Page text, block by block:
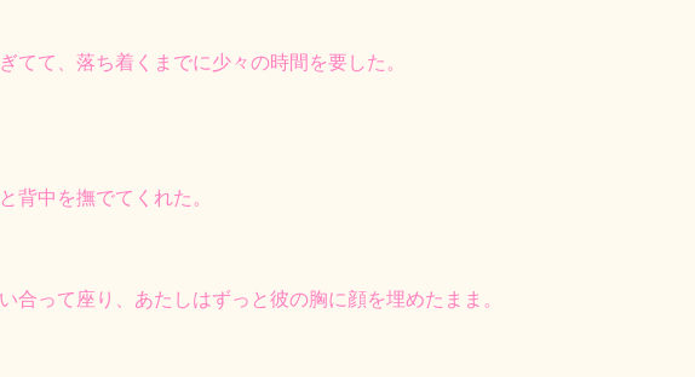
てて、落ち着くまでに少々の時間を要した。
背中を撫でてくれた。
合って座り、あたしはずっと彼の胸に顔を埋めたまま。